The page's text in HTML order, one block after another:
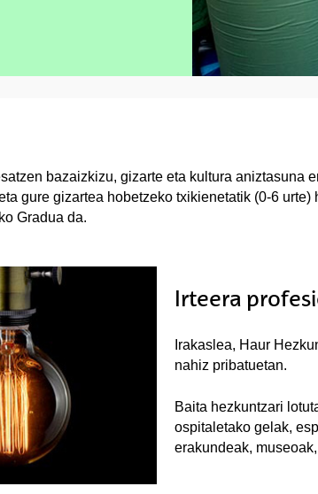
bazaizkizu, gizarte eta kultura aniztasuna
gure gizartea hobetzeko txikienetatik (0-6
Gradua da.
Irteera
Irakaslea, Haur
nahiz pribatuetan.
Baita hezkuntzari
ospitaletako gelak,
erakundeak,